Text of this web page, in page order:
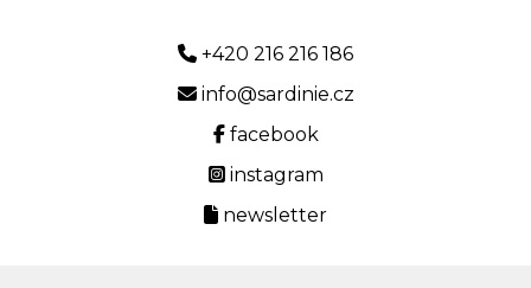
+420 216 216 186
info@sardinie.cz
facebook
instagram
newsletter